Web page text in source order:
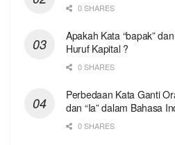
0 SHARES
Apakah Kata “bapak”
Huruf Kapital ?
0 SHARES
Perbedaan Kata Ganti
dan “Ia” dalam Bahasa
0 SHARES